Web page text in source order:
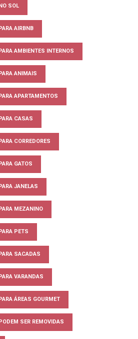
SOL
AIRBNB
AMBIENTES INTERNOS
ANIMAIS
APARTAMENTOS
CASAS
CORREDORES
GATOS
JANELAS
MEZANINO
PETS
SACADAS
VARANDAS
ÁREAS GOURMET
SER REMOVIDAS